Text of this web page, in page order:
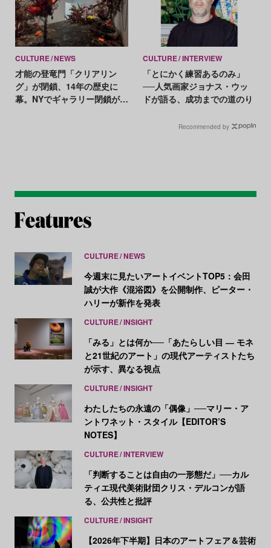
CULTURE NEWS
才能の登竜門「クリアリン
グ」が閉鎖、14年の歴史に
幕。NYでギャラリー閉鎖が相
CULTURE INTERVIEW
「とにかく練習あるのみ」
──人気画家ジョナス・ウッ
ドが語る、成功までの道のり
Recommended by
CULTURE NEWS
今週末に見たいアートイベントTOP5：会田
誠が大作《混浴図》を公開制作、ピーター・
ハリーが新作を発表
CULTURE INSIGHT
「みる」とは何か──「あたらしい目 ― モネ
と21世紀のアート」の現代アーティストたち
が示す、異なる視点
CULTURE INSIGHT
わたしたちの永遠の「偶像」──マリー・ア
ントワネット・スタイル【EDITOR’S
NOTES】
CULTURE INTERVIEW
「判断することは自由の一形態だ」──カル
ティエ現代美術財団クリス・デルコンが語
る、公共性と批評
CULTURE INSIGHT
【2026年下半期】日本のアートフェア＆芸術